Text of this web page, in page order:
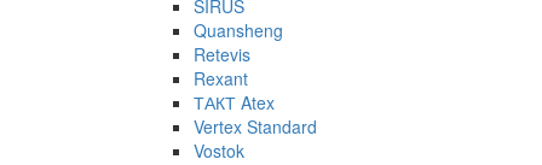
SIRUS
Quansheng
Retevis
Rexant
ТАКТ Atex
Vertex Standard
Vostok